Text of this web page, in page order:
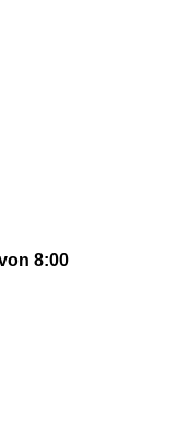
8:00